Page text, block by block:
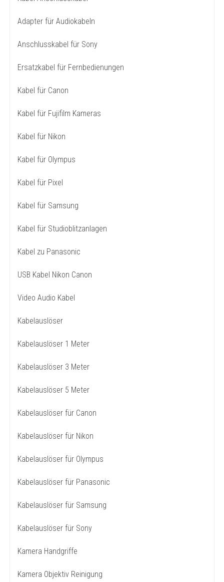
Adapter für Audiokabeln
Anschlusskabel für Sony
Ersatzkabel für Fernbedienungen
Kabel für Canon
Kabel für Fujifilm Kameras
Kabel für Nikon
Kabel für Olympus
Kabel für Pixel
Kabel für Samsung
Kabel für Studioblitzanlagen
Kabel zu Panasonic
USB Kabel Nikon Canon
Video Audio Kabel
Kabelauslöser
Kabelauslöser 1 Meter
Kabelauslöser 3 Meter
Kabelauslöser 5 Meter
Kabelauslöser für Canon
Kabelauslöser für Nikon
Kabelauslöser für Olympus
Kabelauslöser für Panasonic
Kabelauslöser für Samsung
Kabelauslöser für Sony
Kamera Handgriffe
Kamera Objektiv Reinigung